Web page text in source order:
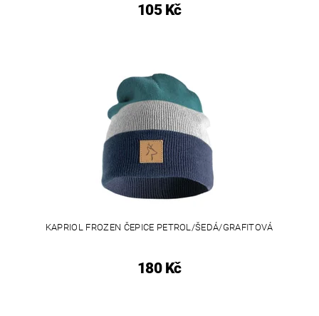
105 Kč
KAPRIOL FROZEN ČEPICE PETROL/ŠEDÁ/GRAFITOVÁ
180 Kč